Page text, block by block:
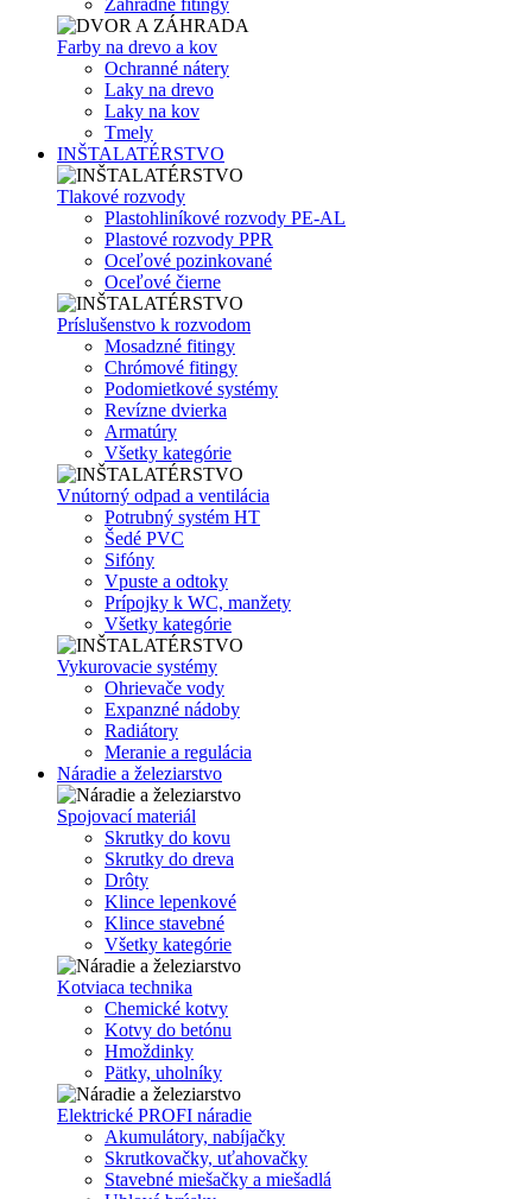
Záhradné fitingy
Farby na drevo a kov
Ochranné nátery
Laky na drevo
Laky na kov
Tmely
INŠTALATÉRSTVO
Tlakové rozvody
Plastohliníkové rozvody PE-AL
Plastové rozvody PPR
Oceľové pozinkované
Oceľové čierne
Príslušenstvo k rozvodom
Mosadzné fitingy
Chrómové fitingy
Podomietkové systémy
Revízne dvierka
Armatúry
Všetky kategórie
Vnútorný odpad a ventilácia
Potrubný systém HT
Šedé PVC
Sifóny
Vpuste a odtoky
Prípojky k WC, manžety
Všetky kategórie
Vykurovacie systémy
Ohrievače vody
Expanzné nádoby
Radiátory
Meranie a regulácia
Náradie a železiarstvo
Spojovací materiál
Skrutky do kovu
Skrutky do dreva
Drôty
Klince lepenkové
Klince stavebné
Všetky kategórie
Kotviaca technika
Chemické kotvy
Kotvy do betónu
Hmoždinky
Pätky, uholníky
Elektrické PROFI náradie
Akumulátory, nabíjačky
Skrutkovačky, uťahovačky
Stavebné miešačky a miešadlá